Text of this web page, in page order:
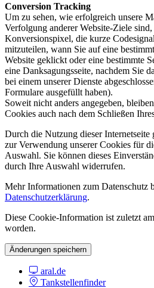
Conversion Tracking
Um zu sehen, wie erfolgreich unsere
Verfolgung anderer Website-Ziele
Konversionspixel, die kurze
mitzuteilen, wann Sie auf eine
Website geklickt oder eine bestimmte
eine Danksagungsseite, nachdem Sie
bei einem unserer Dienste
Formulare ausgefüllt haben).
Soweit nicht anders angegeben,
Cookies auch nach dem Schließen
Durch die Nutzung dieser Internetseite
zur Verwendung unserer Cookies für
Auswahl. Sie können dieses
durch Ihre Auswahl widerrufen.
Mehr Informationen zum Datenschutz
Datenschutzerklärung.
Diese Cookie-Information ist zuletzt
worden.
Änderungen speichern
aral.de
Tankstellenfinder